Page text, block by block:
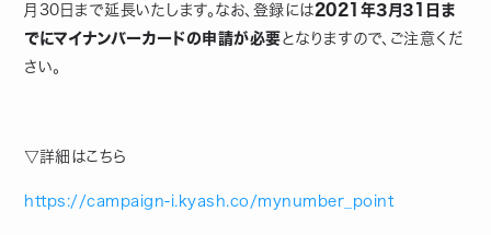
月30日まで延長いたします。なお、登録には2021年3月31日ま
でにマイナンバーカードの申請が必要となりますので、ご注意くだ
さい。
▽詳細はこちら
https://campaign-i.kyash.co/mynumber_point